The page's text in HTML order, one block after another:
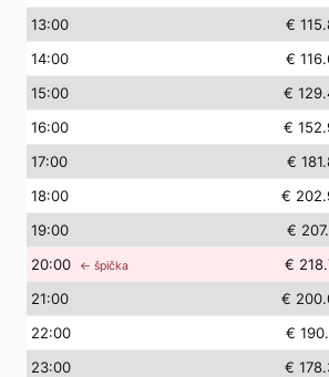
13:00 €
14:00 €
15:00 €
16:00 €
17:00 €
18:00 €
19:00 €
20:00 ← špička €
21:00 €
22:00 €
23:00 €